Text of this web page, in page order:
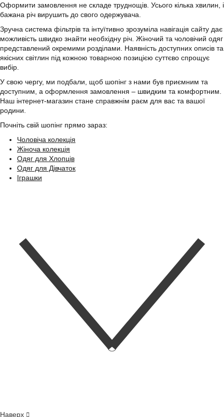
Оформити замовлення не складе труднощів. Усього кілька хвилин, і
бажана річ вирушить до свого одержувача.
Зручна система фільтрів та інтуїтивно зрозуміла навігація сайту дає
можливість швидко знайти необхідну річ. Жіночий та чоловічий одяг
представлений окремими розділами. Наявність доступних описів та
якісних світлин під кожною товарною позицією суттєво спрощує
вибір.
У свою чергу, ми подбали, щоб шопінг з нами був приємним та
доступним, а оформлення замовлення – швидким та комфортним.
Наш інтернет-магазин стане справжнім раєм для вас та вашої
родини.
Почніть свій шопінг прямо зараз:
Чоловіча колекція
Жіноча колекція
Одяг для Хлопців
Одяг для Дівчаток
Іграшки
Наверх